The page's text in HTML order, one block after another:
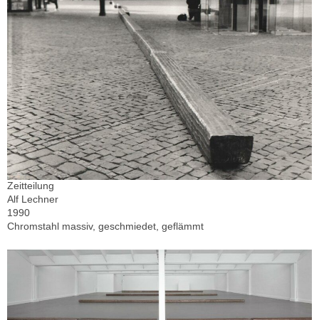
Zeitteilung
Alf Lechner
1990
Chromstahl massiv, geschmiedet, geflämmt